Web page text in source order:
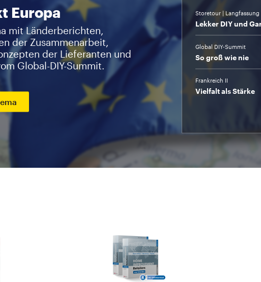
Europa
mit Länderberichten,
der Zusammenarbeit,
der Lieferanten und
Global-DIY-Summit.
Storetour | Langfassung
Lekker DIY und
Global DIY-Summit
So groß wie nie
Frankreich II
Vielfalt als Stärke